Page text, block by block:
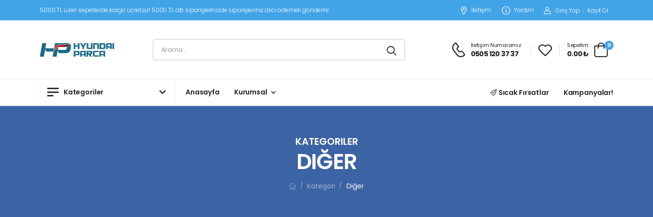
5000 TL üzeri sepetlerde kargo ücretsiz! 5000 TL altı siparişlerinizde siparişleriniz alıcı ödemeli gönderilir. İletişim Yardım Giriş Yap / Kayıt Ol
İletişim Numaramız:
0505 120 37 37
Sepetim:
0.00 ₺
0
Kategoriler Anasayfa Kurumsal Sıcak Fırsatlar Kampanyalar!
KATEGORILER
DIĞER
/ Kategori / Diğer